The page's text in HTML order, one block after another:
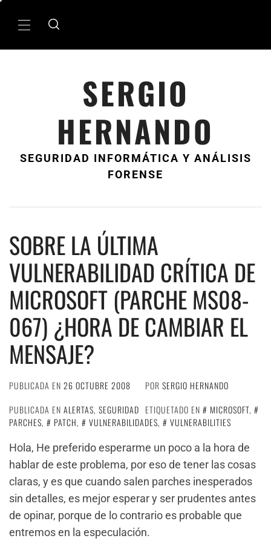
MenÃº
SERGIO
HERNANDO
SEGURIDAD INFORMÁTICA Y ANÁLISIS
FORENSE
SOBRE LA ÚLTIMA
VULNERABILIDAD CRÍTICA DE
MICROSOFT (PARCHE MS08-
067) ¿HORA DE CAMBIAR EL
MENSAJE?
PUBLICADA EN 26 OCTUBRE 2008 POR SERGIO HERNANDO
PUBLICADA EN ALERTAS, SEGURIDAD ETIQUETADO EN MICROSOFT,
PARCHES, PATCH, VULNERABILIDADES,
VULNERABILITIES
Hola, He preferido esperarme un poco a la hora de
hablar de este problema, por eso de tener las cosas
claras, y es que cuando salen parches inesperados
sin detalles, es mejor esperar y ser prudentes antes
de opinar, porque de lo contrario es probable que
entremos en la especulación.